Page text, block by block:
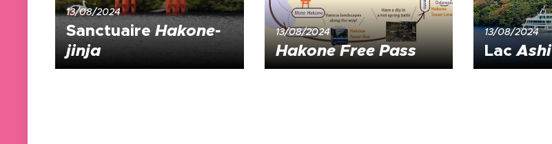
13/08/2024
SanctuaireHakone-
jinja
13/08/2024
Hakone Free Pass
13/08/2024
LacAshi